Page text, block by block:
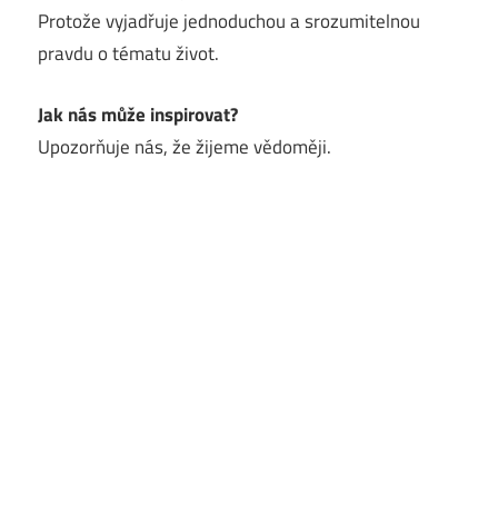
Protože vyjadřuje jednoduchou a srozumitelnou
pravdu o tématu život.
Jak nás může inspirovat?
Upozorňuje nás, že žijeme vědoměji.